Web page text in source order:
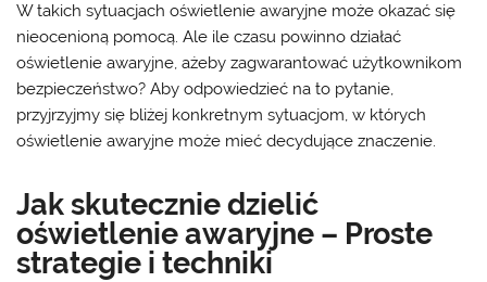
W takich sytuacjach oświetlenie awaryjne może okazać się
nieocenioną pomocą. Ale ile czasu powinno działać
oświetlenie awaryjne, ażeby zagwarantować użytkownikom
bezpieczeństwo? Aby odpowiedzieć na to pytanie,
przyjrzyjmy się bliżej konkretnym sytuacjom, w których
oświetlenie awaryjne może mieć decydujące znaczenie.
Jak skutecznie dzielić
oświetlenie awaryjne – Proste
strategie i techniki